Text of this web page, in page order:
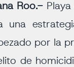
Roo.-Playa
una
por la
de